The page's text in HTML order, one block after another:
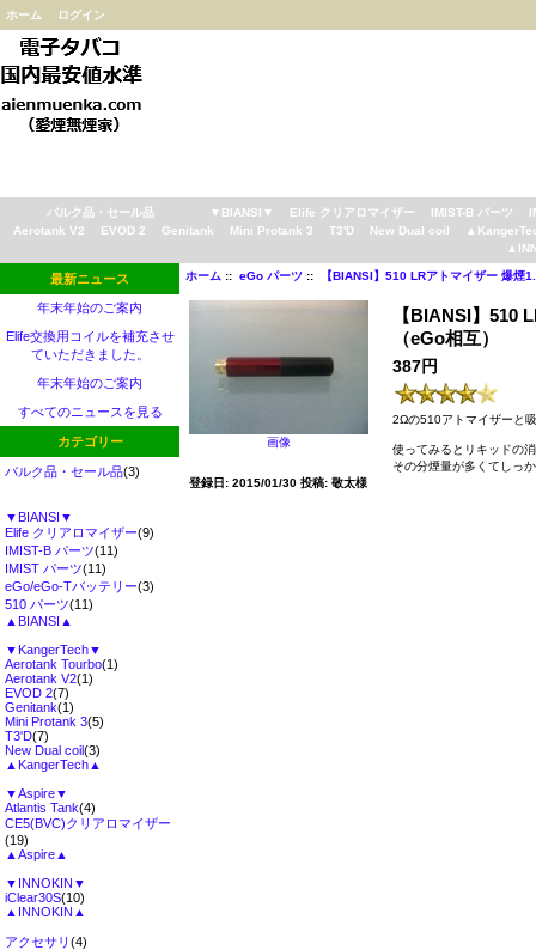
ホーム ログイン
バルク品・セール品 ▼BIANSI▼ Elife クリアロマイザー IMIST-B パーツ
Aerotank V2
EVOD 2 Genitank Mini Protank 3 T3'D New Dual coil
最新ニュース
年末年始のご案内
Elife交換用コイルを補充させ
ていただきました。
年末年始のご案内
すべてのニュースを見る
カテゴリー
バルク品・セール品(3)
▼BIANSI▼
Elife クリアロマイザー(9)
IMIST-B パーツ(11)
IMIST パーツ(11)
eGo/eGo-Tバッテリー(3)
510 パーツ(11)
▲BIANSI▲
▼KangerTech▼
Aerotank Tourbo(1)
Aerotank V2(1)
EVOD 2(7)
Genitank(1)
Mini Protank 3(5)
T3'D(7)
New Dual coil(3)
▲KangerTech▲
▼Aspire▼
Atlantis Tank(4)
CE5(BVC)クリアロマイザー
(19)
▲Aspire▲
▼INNOKIN▼
iClear30S(10)
▲INNOKIN▲
アクセサリ(4)
ホーム :: eGo パーツ:: 【BIANSI】510 LRアトマイザー 爆煙
画像
【BIANSI】510
（eGo相互）
387円
2Ωの510アトマイザーと
使ってみるとリキッドの
その分煙量が多くてしっ
登録日: 2015/01/30 投稿: 敬太様